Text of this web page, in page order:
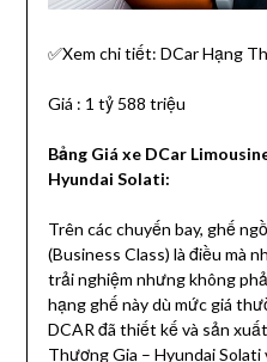
✅Xem chi tiết: DCar Hạng
Giá : 1 tỷ 588 triệu
Bảng Giá xe DCar
Hyundai Solati:
Trên các chuyến bay, ghế
(Business Class) là điều mà
trải nghiệm nhưng không
hạng ghế này dù mức giá
DCAR đã thiết kế và sản
Thương Gia – Hyundai